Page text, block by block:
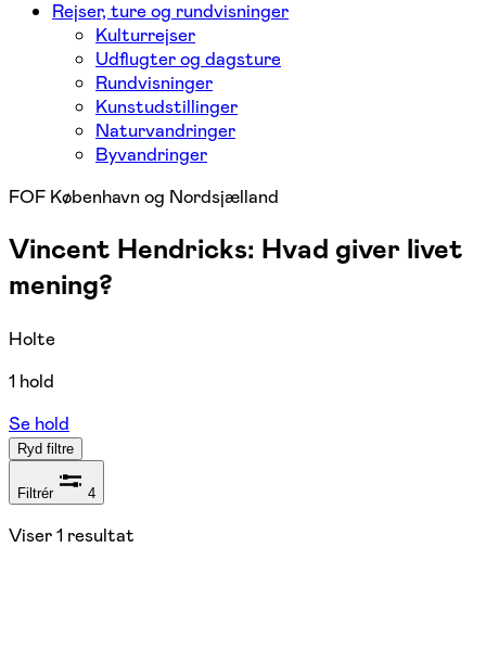
Rejser, ture og rundvisninger
Kulturrejser
Udflugter og dagsture
Rundvisninger
Kunstudstillinger
Naturvandringer
Byvandringer
FOF København og Nordsjælland
Vincent Hendricks: Hvad giver livet
mening?
Holte
1 hold
Se hold
Ryd filtre
Filtrér 4
Viser1 resultat